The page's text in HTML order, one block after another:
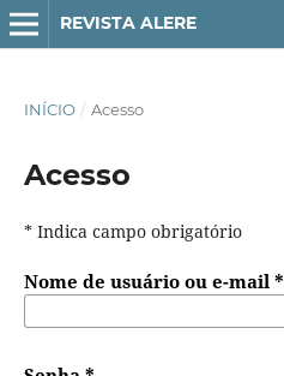
REVISTA ALERE
INÍCIO / Acesso
Acesso
* Indica campo obrigatório
Nome de usuário ou e-mail*